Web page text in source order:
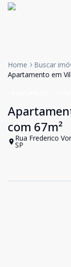
Home
Buscar
Apartamento em
com 67m²
Rua Frederico
SP